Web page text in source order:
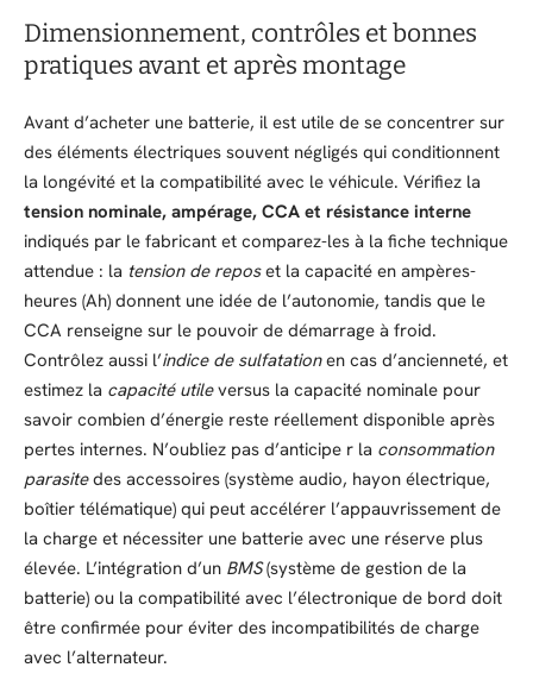
Dimensionnement, contrôles et bonnes
pratiques avant et après montage
Avant d’acheter une batterie, il est utile de se concentrer sur
des éléments électriques souvent négligés qui conditionnent
la longévité et la compatibilité avec le véhicule. Vérifiez la
tension nominale, ampérage, CCA et résistance interne
indiqués par le fabricant et comparez-les à la fiche technique
attendue : la tension de reposet la capacité en ampères-
heures (Ah) donnent une idée de l’autonomie, tandis que le
CCA renseigne sur le pouvoir de démarrage à froid.
Contrôlez aussi l’indice de sulfatationen cas d’ancienneté, et
estimez la capacité utileversus la capacité nominale pour
savoir combien d’énergie reste réellement disponible après
pertes internes. N’oubliez pas d’anticipe r la consommation
parasitedes accessoires (système audio, hayon électrique,
boîtier télématique) qui peut accélérer l’appauvrissement de
la charge et nécessiter une batterie avec une réserve plus
élevée. L’intégration d’un BMS(système de gestion de la
batterie) ou la compatibilité avec l’électronique de bord doit
être confirmée pour éviter des incompatibilités de charge
avec l’alternateur.